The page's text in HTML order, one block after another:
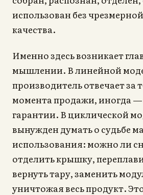
использован без
качества.
Именно здесь возникает
мышлении. В линейной
производитель отвечает за
момента продажи, иногда
гарантии. В циклической
вынужден думать о судьбе
использования: можно ли
отделить крышку,
вернуть тару, заменить
уничтожая весь продукт.